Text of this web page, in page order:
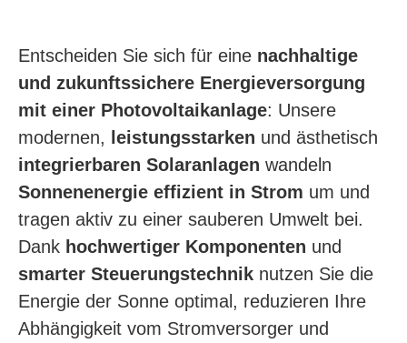
Entscheiden Sie sich für eine nachhaltige
und zukunfts­sichere Energie­ver­sor­gung
mit einer Photovoltaikanlage: Unsere
modernen,
leistungs­starken und ästhetisch
integrierbaren Solaranlagen wandeln
Sonnen­energie effizient in Strom um und
tragen aktiv zu einer sauberen Umwelt bei.
Dank hochwertiger Komponenten und
smarter Steuerungstechnik nutzen Sie die
Energie der Sonne optimal, reduzieren Ihre
Abhängigkeit vom Stromversorger und